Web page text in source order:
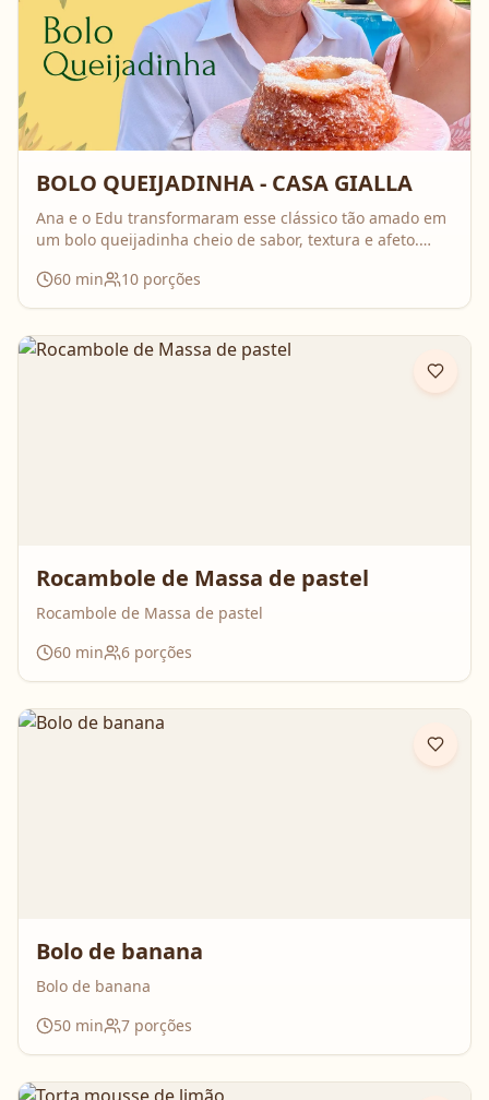
BOLO QUEIJADINHA - CASA GIALLA
Ana e o Edu transformaram esse clássico tão amado em
um bolo queijadinha cheio de sabor, textura e afeto.
que surpreende no resultado e perfuma a casa inteira
enquanto assa. Aperte o play, acompanhe o passo a
impossível de resistir 💛
60 min 10 porções
Rocambole de Massa de pastel
Rocambole de Massa de pastel
60 min 6 porções
Bolo de banana
Bolo de banana
50 min 7 porções